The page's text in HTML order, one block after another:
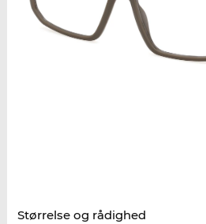
Størrelse og rådighed